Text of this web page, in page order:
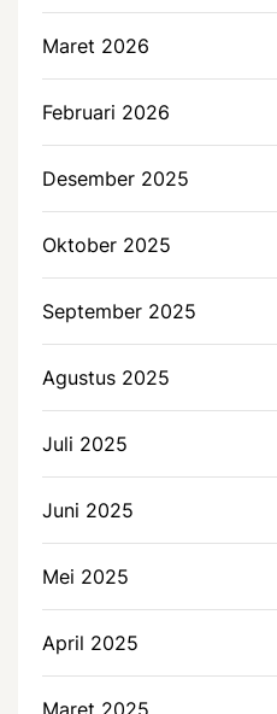
Maret 2026
Februari 2026
Desember 2025
Oktober 2025
September 2025
Agustus 2025
Juli 2025
Juni 2025
Mei 2025
April 2025
Maret 2025